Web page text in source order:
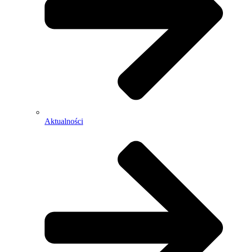
Aktualności